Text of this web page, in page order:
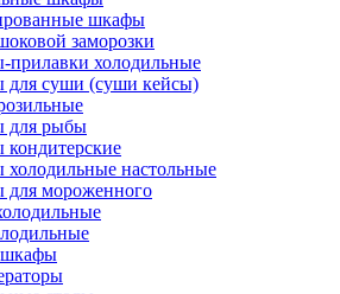
шкафы
заморозки
прилавки холодильные
для суши (суши кейсы)
для рыбы
настольные
для мороженного